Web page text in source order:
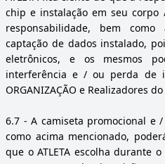
chip e instalação em seu corpo
responsabilidade, bem
captação de dados instalado,
eletrônicos, e os mesmos
interferência e / ou perda de
ORGANIZAÇÃO e Realizadores
6.7 - A camiseta promocional e /
como acima mencionado,
que o ATLETA escolha durante